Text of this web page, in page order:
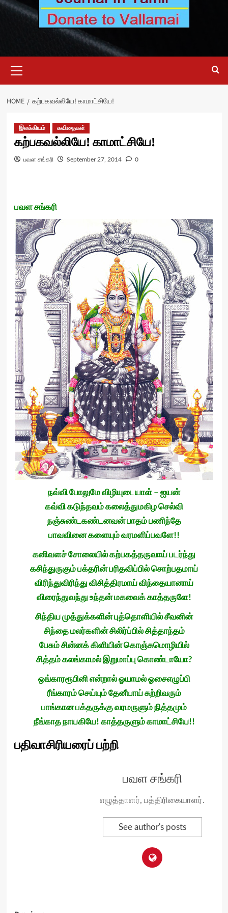
Menu
HOME கற்பகவல்லியே! காமாட்சியே!
இலக்கியம் கவிதைகள்
கற்பகவல்லியே! காமாட்சியே!
பவள சங்கரி September 27, 2014 0
பவள சங்கரி
நவ்வி போலுமே விழியுடையாள் – ஐயன்
கவ்வி கடுந்தவம் கலைத்துமகிழ செல்வி
நஞ்சுண்டகண்டனவன் பாதம் பணிந்தே
பாவவினை களையும் வரமளிப்பவளே!!
கனிவளச் சோலையில் கற்பகத்தருவாய் படர்ந்து
கசிந்துருகும் பக்தரின் பரிதவிப்பில் சொற்பதமாய்
விரிந்துவிரிந்து விசித்திரமாய் விந்தையானாய்
விரைந்துவந்து உந்தன் மகவைக் காத்தருளே!
சிந்திய முத்துக்களின் புத்தொளியில் சீவனின்
சிந்தை மலர்களின் சிலிர்ப்பில் சித்தாந்தம்
பேசும் சின்னக் கிளியின் கொஞ்சுமொழியில்
சித்தம் கலங்காமல் இறுமாப்பு கொண்டாயோ?
ஒங்காரரூபினி என்றால் ஓயாமல் ஓசைஎழுப்பி
ரீங்காரம் செய்யும் தேனீயாய் சுற்றிவரும்
பாங்கான பக்தருக்கு வரமருளும் நித்தமும்
நீங்காத நாயகியே! காத்தருளும் காமாட்சியே!!
பதிவாசிரியரைப் பற்றி
பவள சங்கரி
எழுத்தாளர், பத்திரிகையாளர்.
See author's posts